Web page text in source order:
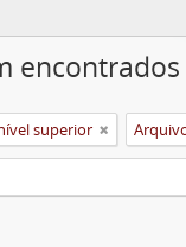
superior